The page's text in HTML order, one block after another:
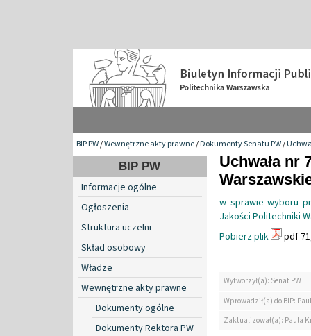
BIP PW/Wewnętrzne akty prawne/Dokumenty Senatu PW/
BIP PW
Informacje ogólne
Ogłoszenia
Struktura uczelni
Skład osobowy
Władze
Wewnętrzne akty prawne
Dokumenty ogólne
Dokumenty Rektora PW
Uchwała nr
w sprawie wyboru
Jakości Politechniki
Pobierz plik
pdf
Wytworzył(a): Senat PW
Wprowadził(a) do BIP:
Zaktualizował(a): Paula